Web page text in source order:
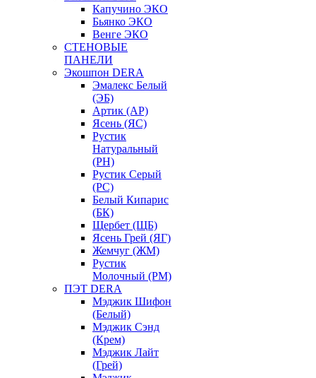
Капучино ЭКО
Бьянко ЭКО
Венге ЭКО
СТЕНОВЫЕ
ПАНЕЛИ
Экошпон DERA
Эмалекс Белый
(ЭБ)
Артик (АР)
Ясень (ЯС)
Рустик
Натуральный
(РН)
Рустик Серый
(РС)
Белый Кипарис
(БК)
Щербет (ЩБ)
Ясень Грей (ЯГ)
Жемчуг (ЖМ)
Рустик
Молочный (РМ)
ПЭТ DERA
Мэджик Шифон
(Белый)
Мэджик Сэнд
(Крем)
Мэджик Лайт
(Грей)